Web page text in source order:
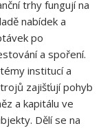
trhy fungují na
nabídek a
po
a spoření.
institucí a
zajišťují pohyb
a kapitálu ve
Dělí se na